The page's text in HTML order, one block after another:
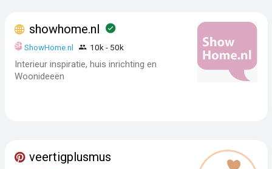
showhome.nl
ShowHome.nl 10k - 50k
Interieur inspiratie, huis inrichting en
Woonideeën
veertigplusmus